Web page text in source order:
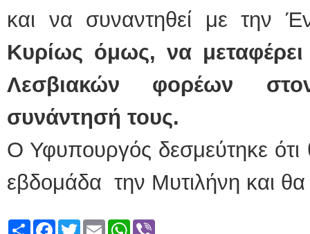
και να συναντηθεί με την
Κυρίως όμως, να
Λεσβιακών φορέων
συνάντησή τους.
Ο Υφυπουργός δεσμεύτηκε ότι
εβδομάδα την Μυτιλήνη και
ShareFacebook
TwitterEmailWhatsApp